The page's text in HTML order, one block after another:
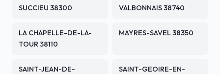
SUCCIEU 38300 VALBONNAIS 38740
LA CHAPELLE-DE-LA-
TOUR 38110
MAYRES-SAVEL 38350
SAINT-JEAN-DE-
SAINT-GEOIRE-EN-